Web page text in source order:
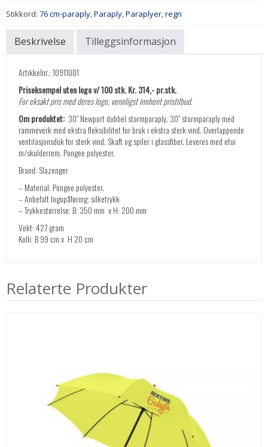
Stikkord: 76 cm-paraply,Paraply,Paraplyer,regn
Beskrivelse Tilleggsinformasjon
Artikkelnr.: 10911001
Priseksempel uten logo v/ 100 stk. Kr. 314,- pr.stk.
For eksakt pris med deres logo, vennligst innhent pristilbud.
Om produktet: 30″ Newport dobbel stormparaply. 30″ stormparaply med
rammeverk med ekstra fleksibilitet for bruk i ekstra sterk vind. Overlappende
ventilasjonsduk for sterk vind. Skaft og spiler i glassfiber. Leveres med etui
m/skulderrem. Pongee polyester.
Brand: Slazenger
– Material: Pongee polyester.
– Anbefalt logopåføring: silketrykk
– Trykkestørrelse: B: 350 mm x H: 200 mm
Vekt: 427 gram
Kolli: B 99 cm x H 20 cm
Relaterte Produkter